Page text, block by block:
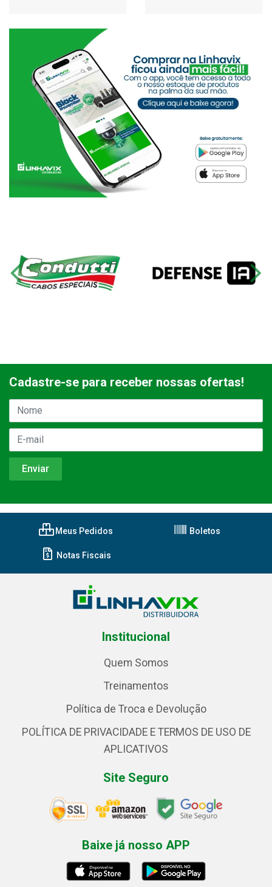
Cadastre-se para receber nossas ofertas!
Meus Pedidos Boletos
Notas Fiscais
Institucional
Quem Somos
Treinamentos
Política de Troca e Devolução
POLÍTICA DE PRIVACIDADE E TERMOS DE USO DE
APLICATIVOS
Site Seguro
Baixe já nosso APP